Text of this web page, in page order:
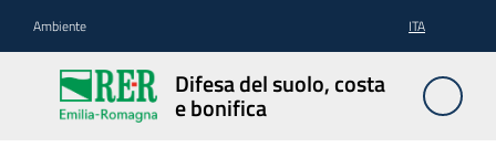
Ambiente ITA
Difesa del suolo, costa
e bonifica
Difesa
del
suolo,